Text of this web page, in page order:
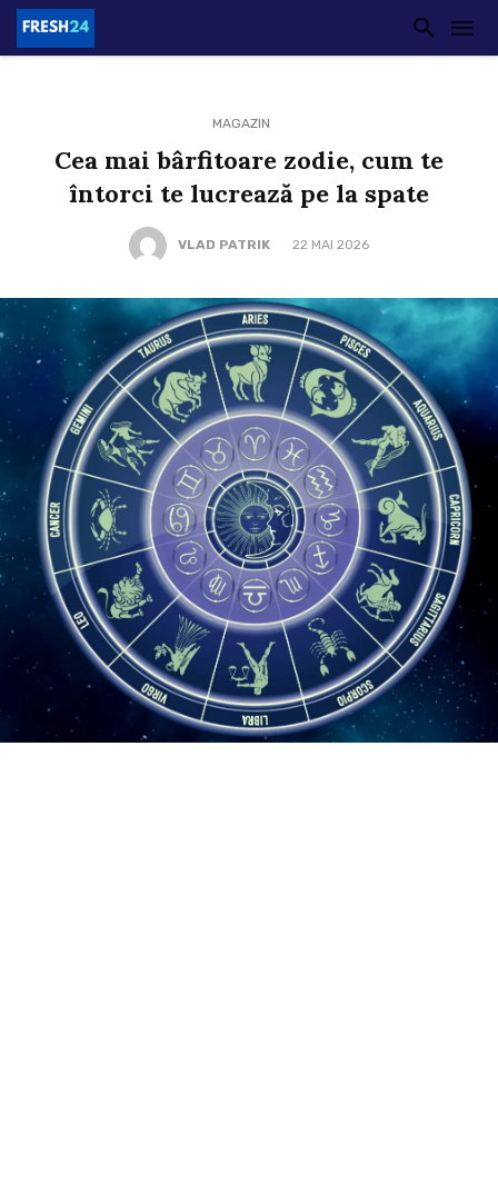
MAGAZIN
Cea mai bârfitoare zodie, cum te
întorci te lucrează pe la spate
VLAD PATRIK 22 MAI 2026